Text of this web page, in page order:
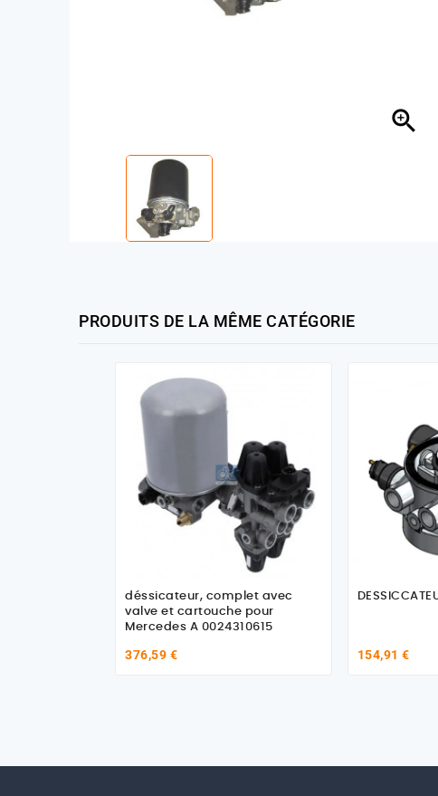

PRODUITS DE LA MÊME CATÉGORIE
déssicateur, complet avec
valve et cartouche pour
Mercedes A 0024310615
376,59 € 154,91 €